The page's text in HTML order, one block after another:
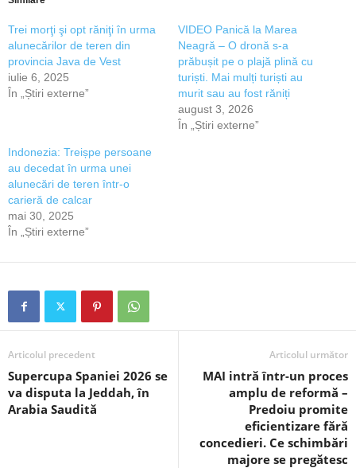
Trei morţi şi opt răniţi în urma
alunecărilor de teren din
provincia Java de Vest
iulie 6, 2025
În „Știri externe”
VIDEO Panică la Marea
Neagră – O dronă s-a
prăbușit pe o plajă plină cu
turiști. Mai mulți turiști au
murit sau au fost răniți
august 3, 2026
În „Știri externe”
Indonezia: Treișpe persoane
au decedat în urma unei
alunecări de teren într-o
carieră de calcar
mai 30, 2025
În „Știri externe”
Articolul precedent
Supercupa Spaniei 2026 se
va disputa la Jeddah, în
Arabia Saudită
Articolul următor
MAI intră într-un proces
amplu de reformă –
Predoiu promite
eficientizare fără
concedieri. Ce schimbări
majore se pregătesc